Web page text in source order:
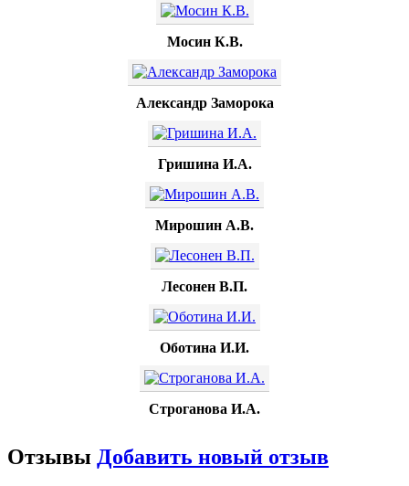
Мосин К.В.
Александр Заморока
Гришина И.А.
Мирошин А.В.
Лесонен В.П.
Оботина И.И.
Строганова И.А.
Отзывы Добавить новый отзыв